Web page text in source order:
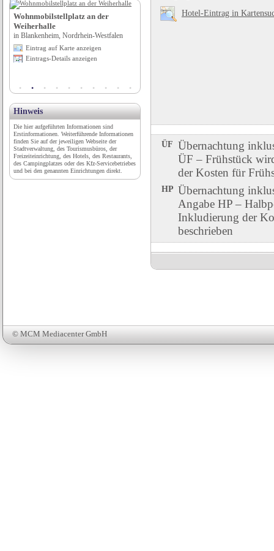
Hotel-Eintrag in
ÜF Übernachtung
ÜF – Frühstück
der Kosten für
HP Übernachtung
Angabe HP –
Inkludierung der
beschrieben
© MCM Mediacenter GmbH
Wohnmobilstellplatz an der
Weiherhalle
in Blankenheim, Nordrhein-Westfalen
Eintrag auf Karte anzeigen
Eintrags-Details anzeigen
Campingplatz Wremer-Tief
Hinweis
Die hier aufgeführten Informationen sind
Erstinformationen. Weiterführende Informationen
finden Sie auf der jeweiligen Webseite der
Stadtverwaltung, des Tourismusbüros, der
Freizeiteinrichtung, des Hotels, des Restaurants,
des Campingplatzes oder des Kfz-Servicebetriebes
und bei den genannten Einrichtungen direkt.